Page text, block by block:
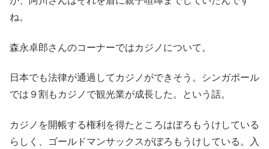
ね。
森永卓郎さんのコーナーではカジノについて。
日本でも法律が通過してカジノができそう。シンガポール
では９割もカジノで観光業が成長した。という話。
カジノを開帳する権利を得たところはぼろもうけしている
らしく、ゴールドマンサックスがぼろもうけしている。入